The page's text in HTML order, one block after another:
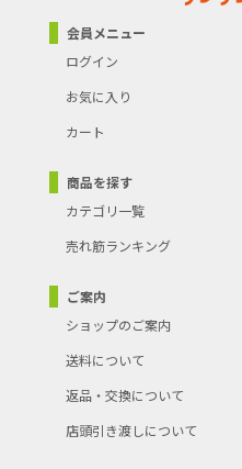
会員メニュー
ログイン
お気に入り
カート
商品を探す
カテゴリ一覧
売れ筋ランキング
ご案内
ショップのご案内
送料について
返品・交換について
店頭引き渡しについて